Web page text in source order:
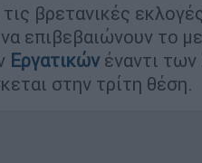
τις βρετανικές
επιβεβαιώνουν το
Εργατικών έναντι των
στην τρίτη θέση.